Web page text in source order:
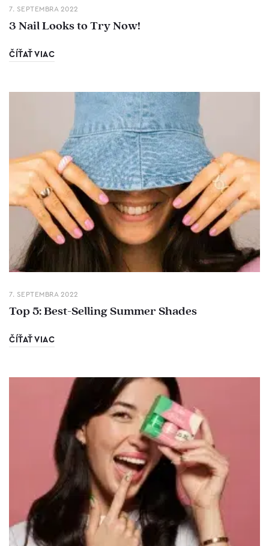
7. SEPTEMBRA 2022
3 Nail Looks to Try Now!
ČÍŤAŤ VIAC
7. SEPTEMBRA 2022
Top 5: Best-Selling Summer Shades
ČÍŤAŤ VIAC